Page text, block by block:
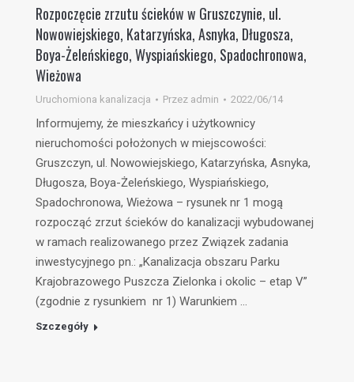
Rozpoczęcie zrzutu ścieków w Gruszczynie, ul.
Nowowiejskiego, Katarzyńska, Asnyka, Długosza,
Boya-Żeleńskiego, Wyspiańskiego, Spadochronowa,
Wieżowa
Uruchomiona kanalizacja Przez admin 2022/06/14
Informujemy, że mieszkańcy i użytkownicy
nieruchomości położonych w miejscowości:
Gruszczyn, ul. Nowowiejskiego, Katarzyńska, Asnyka,
Długosza, Boya-Żeleńskiego, Wyspiańskiego,
Spadochronowa, Wieżowa – rysunek nr 1 mogą
rozpocząć zrzut ścieków do kanalizacji wybudowanej
w ramach realizowanego przez Związek zadania
inwestycyjnego pn.: „Kanalizacja obszaru Parku
Krajobrazowego Puszcza Zielonka i okolic – etap V”
(zgodnie z rysunkiem nr 1) Warunkiem …
Szczegóły